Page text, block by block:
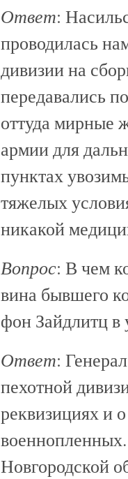
Ответ:
проводилась
дивизии на
передавались
оттуда мирные
армии для
пунктах
тяжелых
никакой
Вопрос: В чем
вина бывшего
фон Зайдлитц в
Ответ:
пехотной
реквизициях и
Новгородской